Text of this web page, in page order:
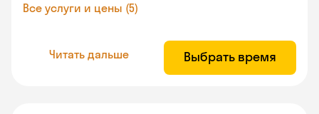
Все услуги и цены (5)
Читать дальше Выбрать время